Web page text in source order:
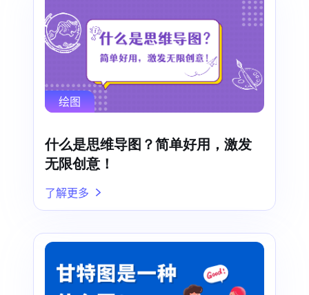
绘图
什么是思维导图？简单好用，激发
无限创意！
了解更多